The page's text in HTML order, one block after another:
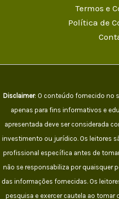
Termos e
Política de
Disclaimer: O conteúdo fornecido no
apenas para fins informativos e
apresentada deve ser considerada
investimento ou jurídico. Os leitores
profissional específica antes de
não se responsabiliza por quaisquer
das informações fornecidas. Os
pesquisa e exercer cautela ao tomar